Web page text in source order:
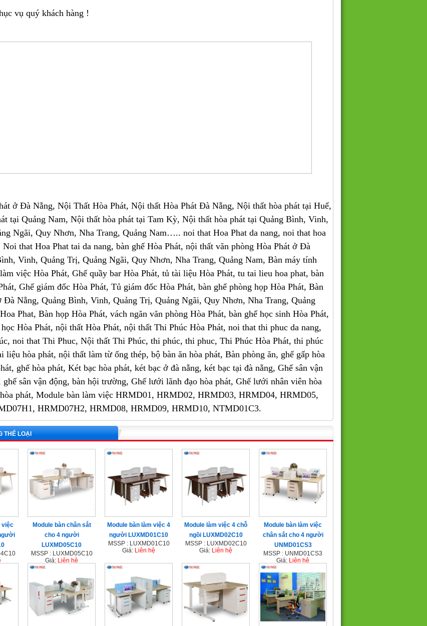
vụ quý khách hàng !
ở Đà Nẵng, Nội Thất Hòa Phát, Nội thất Hòa Phát Đà Nẵng, Nội thất hòa phát tại Huế,
tại Quảng Nam, Nội thất hòa phát tại Tam Kỳ, Nội thất hòa phát tại Quảng Bình, Vinh,
Ngãi, Quy Nhơn, Nha Trang, Quảng Nam….. noi that Hoa Phat da nang, noi that hoa
Noi that Hoa Phat tai da nang, bàn ghế Hòa Phát, nội thất văn phòng Hòa Phát ở Đà
Vinh, Quảng Trị, Quảng Ngãi, Quy Nhơn, Nha Trang, Quảng Nam, Bàn máy tính
việc Hòa Phát, Ghế quầy bar Hòa Phát, tủ tài liệu Hòa Phát, tu tai lieu hoa phat, bàn
Ghế giám đốc Hòa Phát, Tủ giám đốc Hòa Phát, bàn ghế phòng họp Hòa Phát, Bàn
Đà Nẵng, Quảng Bình, Vinh, Quảng Trị, Quảng Ngãi, Quy Nhơn, Nha Trang, Quảng
Phat, Bàn họp Hòa Phát, vách ngăn văn phòng Hòa Phát, bàn ghế học sinh Hòa Phát,
Hòa Phát, nội thất Hòa Phát, nội thất Thi Phúc Hòa Phát, noi that thi phuc da nang,
noi that Thi Phuc, Nội thất Thi Phúc, thi phúc, thi phuc, Thi Phúc Hòa Phát, thi phúc
liệu hòa phát, nội thất làm từ ống thép, bộ bàn ăn hòa phát, Bàn phòng ăn, ghế gấp hòa
ghế hòa phát, Két bạc hòa phát, két bạc ở đà nẵng, két bạc tại đà nẵng, Ghế sân vận
ghế sân vận động, bàn hội trường, Ghế lưới lãnh đạo hòa phát, Ghế lưới nhân viên hòa
phát, Module bàn làm việc HRMD01, HRMD02, HRMD03, HRMD04, HRMD05,
HRMD07H2, HRMD08, HRMD09, HRMD10, NTMD01C3.
THỂ LOẠI
việc
Module bàn chân sắt
cho 4 người
LUXMD05C10
MSSP : LUXMD05C10
Giá: Liên hệ
Module bàn làm việc 4
người LUXMD01C10
MSSP : LUXMD01C10
Giá: Liên hệ
Module làm việc 4 chỗ
ngồi LUXMD02C10
MSSP : LUXMD02C10
Giá: Liên hệ
Module bàn làm việc
chân sắt cho 4 người
UNMD01CS3
MSSP : UNMD01CS3
Giá: Liên hệ